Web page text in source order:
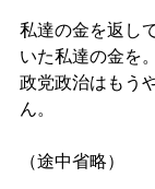
私達の金を返し
いた私達の金を。
政党政治はもう
ん。
（途中省略）